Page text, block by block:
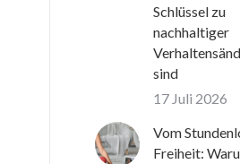
Schlüssel zu
nachhaltiger
sind
17 Juli 2026
Vom
Freiheit: